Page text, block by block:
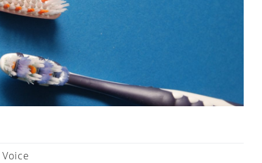
Voice